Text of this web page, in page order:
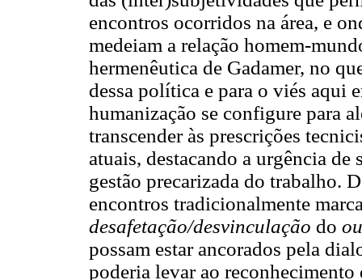
encontros ocorridos na área, e
medeiam a relação homem-
hermenêutica de Gadamer, no
dessa política e para o viés aqui
humanização se configure para
transcender às prescrições
atuais, destacando a urgência
gestão precarizada do trabalho.
encontros tradicionalmente
desafetação/desvinculação do
possam estar ancorados pela
poderia levar ao